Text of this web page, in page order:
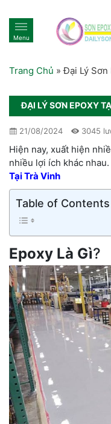
Menu
Trang Chủ »Đại Lý Sơn
ĐẠI LÝ SƠN EPOXY
21/08/2024 3045
Hiện nay, xuất hiện
nhiều lợi ích khác
Tại Trà Vinh
Table of Contents
Epoxy Là Gì?